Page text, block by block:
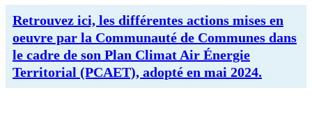
Retrouvez ici, les différentes actions mises en
oeuvre par la Communauté de Communes dans
le cadre de son Plan Climat Air Énergie
Territorial (PCAET), adopté en mai 2024.